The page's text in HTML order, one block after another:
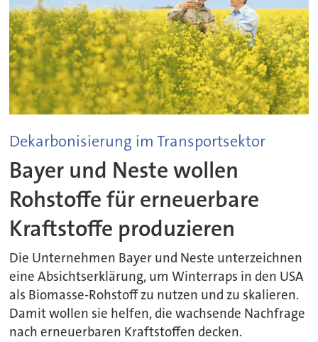
Dekarbonisierung im Transportsektor
Bayer und Neste wollen
Rohstoffe für erneuerbare
Kraftstoffe produzieren
Die Unternehmen Bayer und Neste unterzeichnen
eine Absichtserklärung, um Winterraps in den USA
als Biomasse-Rohstoff zu nutzen und zu skalieren.
Damit wollen sie helfen, die wachsende Nachfrage
nach erneuerbaren Kraftstoffen decken.